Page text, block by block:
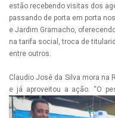
estão recebendo visitas dos
passando de porta em porta
e Jardim Gramacho,
na tarifa social, troca de
entre outros.
Claudio José da Silva mora na
e já aproveitou a ação. “O